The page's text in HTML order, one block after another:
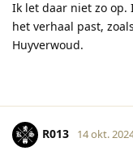
Ik let daar niet zo op.
het verhaal past,
Huyverwoud.
R013 14 okt.